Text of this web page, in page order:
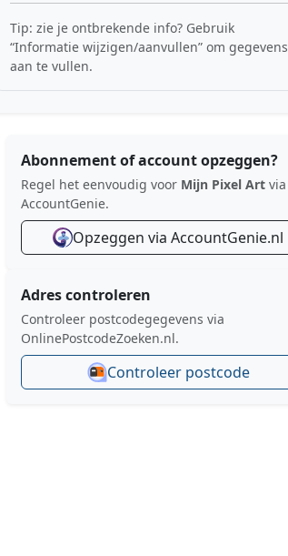
Tip: zie je ontbrekende info? Gebruik
“Informatie wijzigen/aanvullen” om gegevens
aan te vullen.
Abonnement of account opzeggen?
Regel het eenvoudig voor Mijn Pixel Art via
AccountGenie.
Opzeggen via AccountGenie.nl
Adres controleren
Controleer postcodegegevens via
OnlinePostcodeZoeken.nl.
Controleer postcode